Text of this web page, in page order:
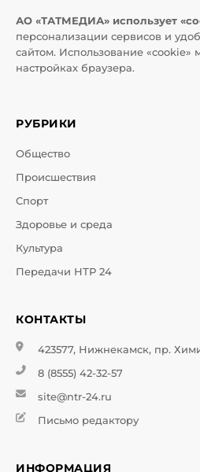
АО «ТАТМЕДИА» использует
персонализации сервисов и
сайтом. Использование «cookie»
настройках браузера.
РУБРИКИ
Общество
Происшествия
Спорт
Здоровье и среда
Культура
Передачи НТР 24
КОНТАКТЫ
423577, Нижнекамск, пр.
8 (8555) 42-32-57
site@ntr-24.ru
Письмо редактору
ИНФОРМАЦИЯ